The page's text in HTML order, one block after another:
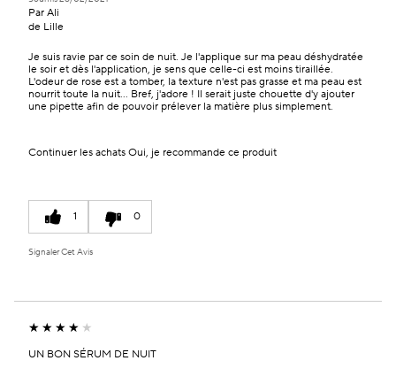
Par Ali
de Lille
Je suis ravie par ce soin de nuit. Je l'applique sur ma peau déshydratée
le soir et dès l'application, je sens que celle-ci est moins tiraillée.
L'odeur de rose est a tomber, la texture n'est pas grasse et ma peau est
nourrit toute la nuit... Bref, j'adore ! Il serait juste chouette d'y ajouter
une pipette afin de pouvoir prélever la matière plus simplement.
Continuer les achats Oui, je recommande ce produit
1 0
Signaler Cet Avis
UN BON SÉRUM DE NUIT